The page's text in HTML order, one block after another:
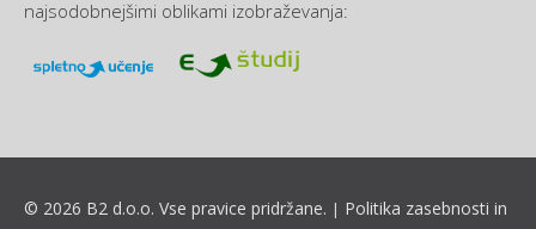
najsodobnejšimi oblikami izobraževanja:
© 2026 B2 d.o.o. Vse pravice pridržane. | Politika zasebnosti in